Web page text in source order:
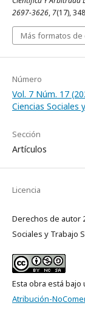
2697-3626, 7(17),
Más formatos de
Número
Vol. 7 Núm. 17
Ciencias Sociales
Sección
Artículos
Licencia
Derechos de autor
Sociales y Trabajo
Esta obra está bajo
Atribución-